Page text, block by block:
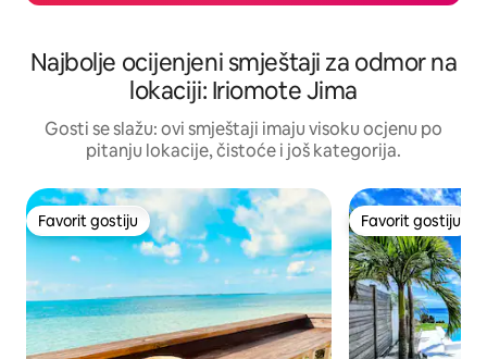
Najbolje ocijenjeni smještaji za odmor na
lokaciji: Iriomote Jima
Gosti se slažu: ovi smještaji imaju visoku ocjenu po
pitanju lokacije, čistoće i još kategorija.
Favorit gostiju
Favorit gostiju Favorit gostiju
Favorit gostiju